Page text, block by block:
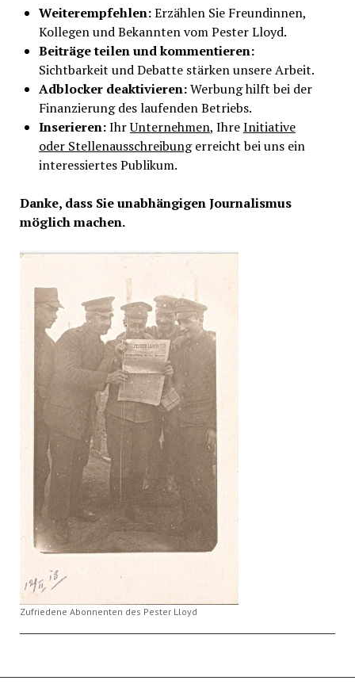
Weiterempfehlen:Erzählen Sie Freundinnen,
Kollegen und Bekannten vom Pester Lloyd.
Beiträge teilen und kommentieren:
Sichtbarkeit und Debatte stärken unsere Arbeit.
Adblocker deaktivieren:Werbung hilft bei der
Finanzierung des laufenden Betriebs.
Inserieren:IhrUnternehmen, IhreInitiative
oder Stellenausschreibungerreicht bei uns ein
interessiertes Publikum.
Danke, dass Sie unabhängigen Journalismus
möglich machen.
Zufriedene Abonnenten des Pester Lloyd